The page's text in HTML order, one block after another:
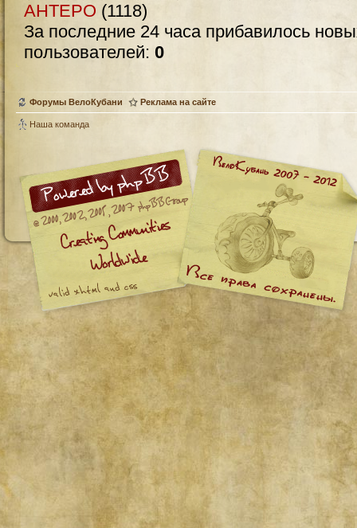
AHTEPO (1118)
За последние 24 часа прибавилось
пользователей: 0
Форумы ВелоКубани Реклама на сайте
Наша команда